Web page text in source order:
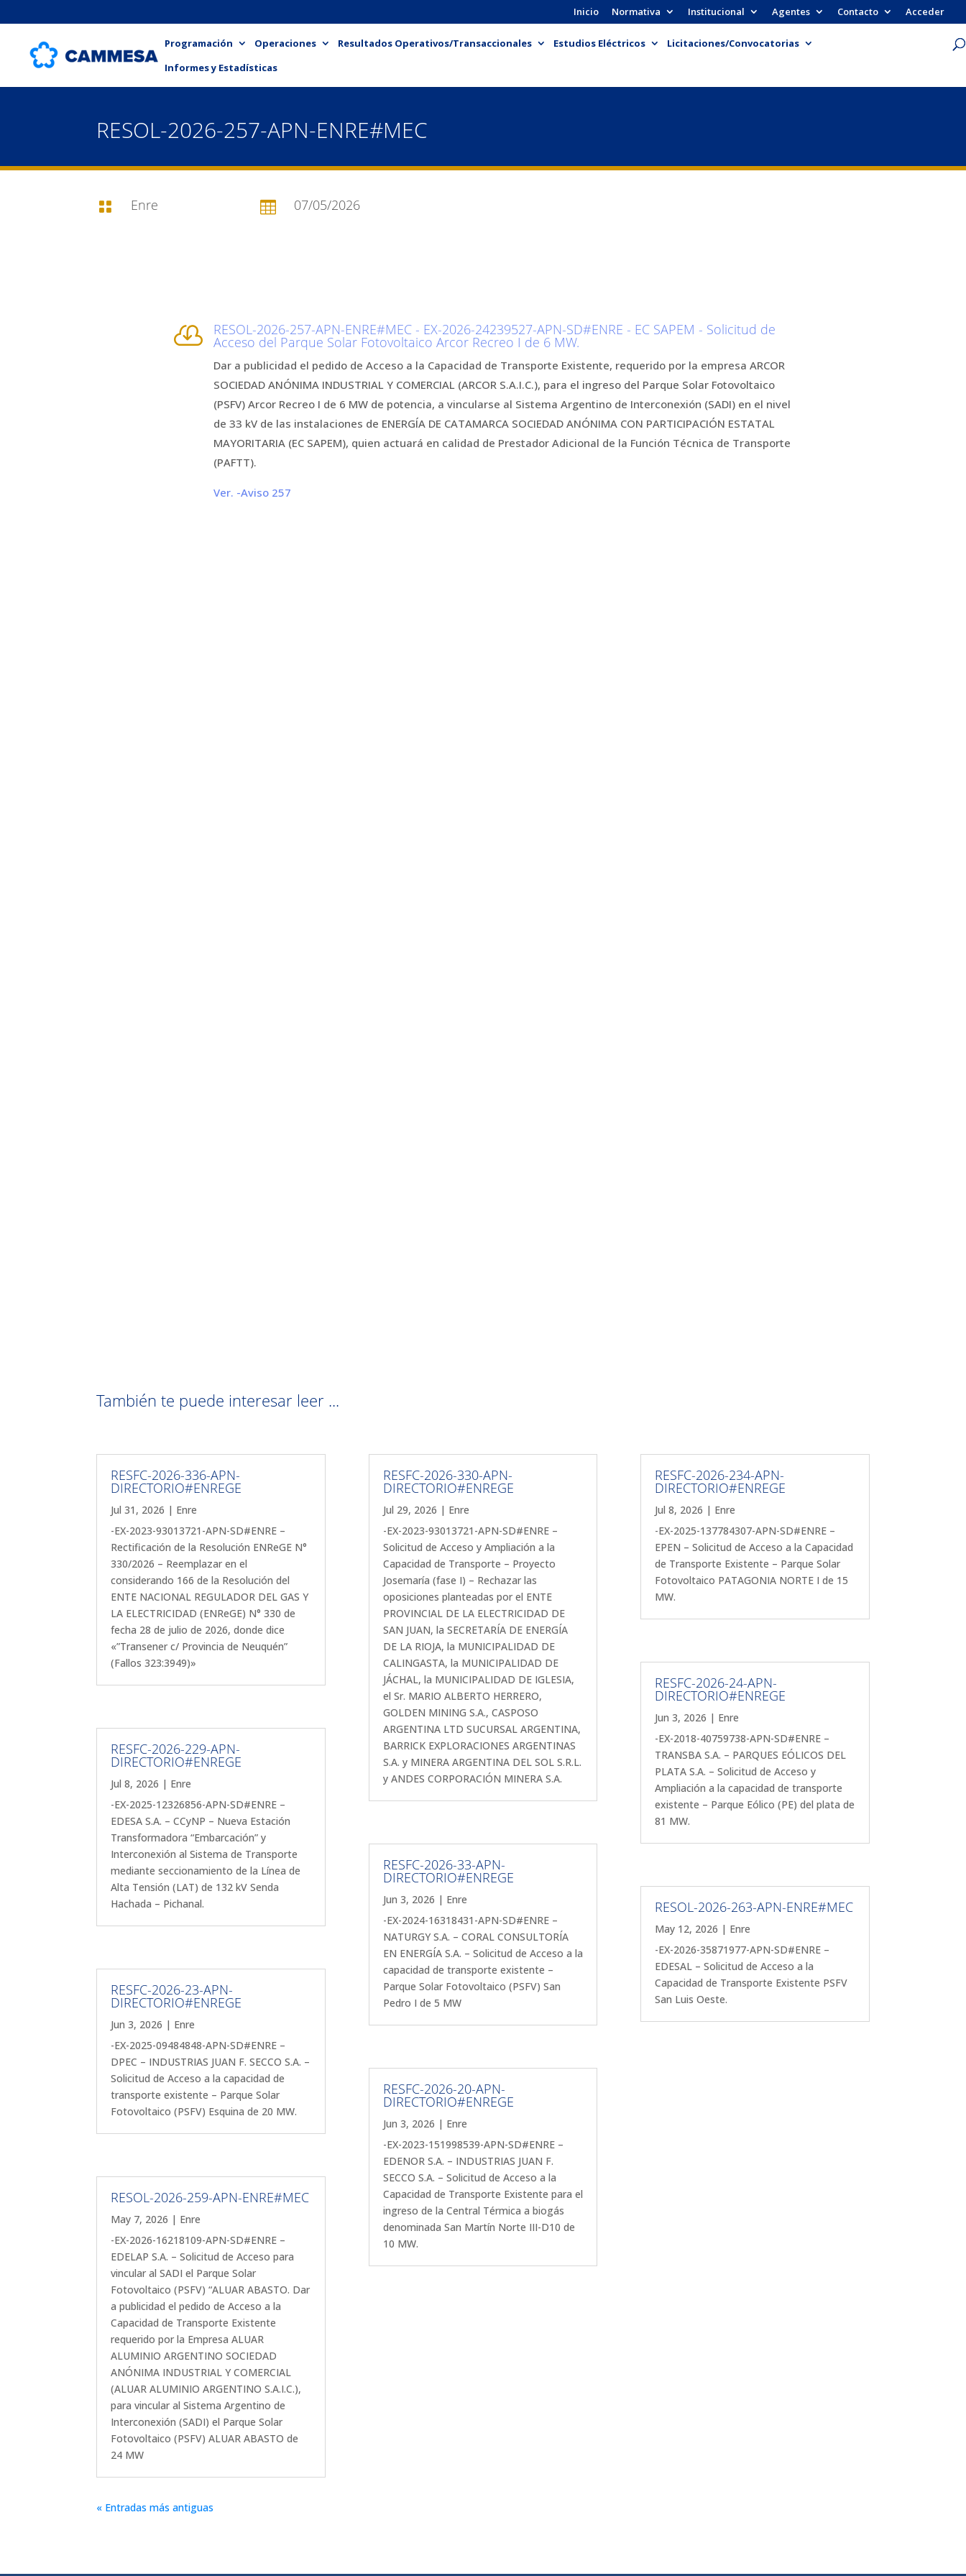
Inicio Normativa Institucional Agentes Contacto Acceder
Programación Operaciones Resultados Operativos/Transaccionales Estudios Eléctricos
Licitaciones/Convocatorias
Informes y Estadísticas
RESOL-2026-257-APN-ENRE#MEC
 Enre  07/05/2026
 RESOL-2026-257-APN-ENRE#MEC - EX-2026-24239527-APN-SD#ENRE - EC SAPEM - Solicitud de
Acceso del Parque Solar Fotovoltaico Arcor Recreo I de 6 MW.
Dar a publicidad el pedido de Acceso a la Capacidad de Transporte Existente, requerido por la empresa ARCOR
SOCIEDAD ANÓNIMA INDUSTRIAL Y COMERCIAL (ARCOR S.A.I.C.), para el ingreso del Parque Solar Fotovoltaico
(PSFV) Arcor Recreo I de 6 MW de potencia, a vincularse al Sistema Argentino de Interconexión (SADI) en el nivel
de 33 kV de las instalaciones de ENERGÍA DE CATAMARCA SOCIEDAD ANÓNIMA CON PARTICIPACIÓN ESTATAL
MAYORITARIA (EC SAPEM), quien actuará en calidad de Prestador Adicional de la Función Técnica de Transporte
(PAFTT).
Ver. -Aviso 257
También te puede interesar leer ...
RESFC-2026-336-APN-
DIRECTORIO#ENREGE
Jul 31, 2026 | Enre
-EX-2023-93013721-APN-SD#ENRE –
Rectificación de la Resolución ENReGE N°
330/2026 – Reemplazar en el
considerando 166 de la Resolución del
ENTE NACIONAL REGULADOR DEL GAS Y
LA ELECTRICIDAD (ENReGE) N° 330 de
fecha 28 de julio de 2026, donde dice
«”Transener c/ Provincia de Neuquén”
(Fallos 323:3949)»
RESFC-2026-229-APN-
DIRECTORIO#ENREGE
Jul 8, 2026 | Enre
-EX-2025-12326856-APN-SD#ENRE –
EDESA S.A. – CCyNP – Nueva Estación
Transformadora “Embarcación” y
Interconexión al Sistema de Transporte
mediante seccionamiento de la Línea de
Alta Tensión (LAT) de 132 kV Senda
Hachada – Pichanal.
RESFC-2026-23-APN-
DIRECTORIO#ENREGE
Jun 3, 2026 | Enre
-EX-2025-09484848-APN-SD#ENRE –
DPEC – INDUSTRIAS JUAN F. SECCO S.A. –
Solicitud de Acceso a la capacidad de
transporte existente – Parque Solar
Fotovoltaico (PSFV) Esquina de 20 MW.
RESOL-2026-259-APN-ENRE#MEC
May 7, 2026 | Enre
-EX-2026-16218109-APN-SD#ENRE –
EDELAP S.A. – Solicitud de Acceso para
vincular al SADI el Parque Solar
Fotovoltaico (PSFV) “ALUAR ABASTO. Dar
a publicidad el pedido de Acceso a la
Capacidad de Transporte Existente
requerido por la Empresa ALUAR
ALUMINIO ARGENTINO SOCIEDAD
ANÓNIMA INDUSTRIAL Y COMERCIAL
(ALUAR ALUMINIO ARGENTINO S.A.I.C.),
para vincular al Sistema Argentino de
Interconexión (SADI) el Parque Solar
Fotovoltaico (PSFV) ALUAR ABASTO de
24 MW
RESFC-2026-330-APN-
DIRECTORIO#ENREGE
Jul 29, 2026 | Enre
-EX-2023-93013721-APN-SD#ENRE –
Solicitud de Acceso y Ampliación a la
Capacidad de Transporte – Proyecto
Josemaría (fase I) – Rechazar las
oposiciones planteadas por el ENTE
PROVINCIAL DE LA ELECTRICIDAD DE
SAN JUAN, la SECRETARÍA DE ENERGÍA
DE LA RIOJA, la MUNICIPALIDAD DE
CALINGASTA, la MUNICIPALIDAD DE
JÁCHAL, la MUNICIPALIDAD DE IGLESIA,
el Sr. MARIO ALBERTO HERRERO,
GOLDEN MINING S.A., CASPOSO
ARGENTINA LTD SUCURSAL ARGENTINA,
BARRICK EXPLORACIONES ARGENTINAS
S.A. y MINERA ARGENTINA DEL SOL S.R.L.
y ANDES CORPORACIÓN MINERA S.A.
RESFC-2026-33-APN-
DIRECTORIO#ENREGE
Jun 3, 2026 | Enre
-EX-2024-16318431-APN-SD#ENRE –
NATURGY S.A. – CORAL CONSULTORÍA
EN ENERGÍA S.A. – Solicitud de Acceso a la
capacidad de transporte existente –
Parque Solar Fotovoltaico (PSFV) San
Pedro I de 5 MW
RESFC-2026-20-APN-
DIRECTORIO#ENREGE
Jun 3, 2026 | Enre
-EX-2023-151998539-APN-SD#ENRE –
EDENOR S.A. – INDUSTRIAS JUAN F.
SECCO S.A. – Solicitud de Acceso a la
Capacidad de Transporte Existente para el
ingreso de la Central Térmica a biogás
denominada San Martín Norte III-D10 de
10 MW.
RESFC-2026-234-APN-
DIRECTORIO#ENREGE
Jul 8, 2026 | Enre
-EX-2025-137784307-APN-SD#ENRE –
EPEN – Solicitud de Acceso a la Capacidad
de Transporte Existente – Parque Solar
Fotovoltaico PATAGONIA NORTE I de 15
MW.
RESFC-2026-24-APN-
DIRECTORIO#ENREGE
Jun 3, 2026 | Enre
-EX-2018-40759738-APN-SD#ENRE –
TRANSBA S.A. – PARQUES EÓLICOS DEL
PLATA S.A. – Solicitud de Acceso y
Ampliación a la capacidad de transporte
existente – Parque Eólico (PE) del plata de
81 MW.
RESOL-2026-263-APN-ENRE#MEC
May 12, 2026 | Enre
-EX-2026-35871977-APN-SD#ENRE –
EDESAL – Solicitud de Acceso a la
Capacidad de Transporte Existente PSFV
San Luis Oeste.
« Entradas más antiguas